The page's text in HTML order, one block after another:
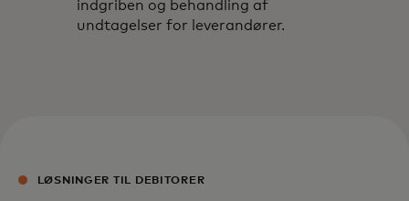
indgriben og behandling af
undtagelser for leverandører.
LØSNINGER TIL DEBITORER